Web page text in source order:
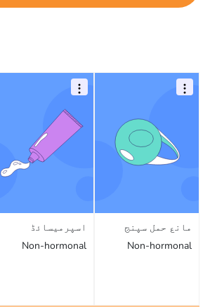
مانع حمل سپنج
Non-hormonal
اسپرمیسائڈ
Non-hormonal